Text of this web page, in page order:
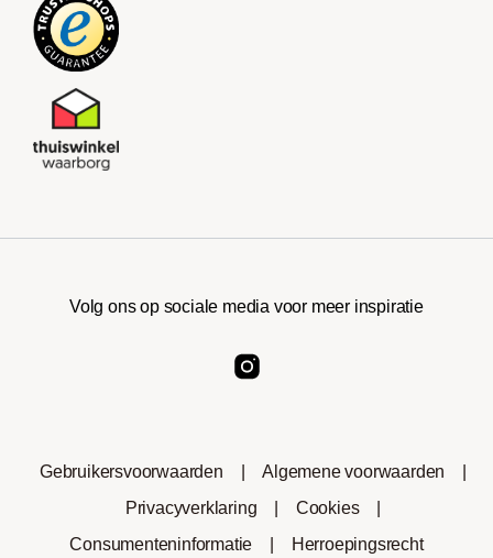
Volg ons op sociale media voor meer inspiratie
Gebruikersvoorwaarden Algemene voorwaarden
Privacyverklaring
Cookies
Consumenteninformatie
Herroepingsrecht